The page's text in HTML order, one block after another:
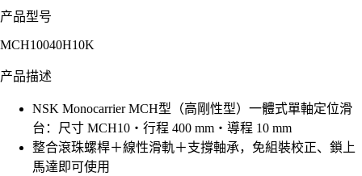
产品型号
MCH10040H10K
产品描述
NSK Monocarrier MCH型（高剛性型）一體式單軸定位滑
台：尺寸 MCH10・行程 400 mm・導程 10 mm
整合滾珠螺桿＋線性滑軌＋支撐軸承，免組裝校正、鎖上
馬達即可使用